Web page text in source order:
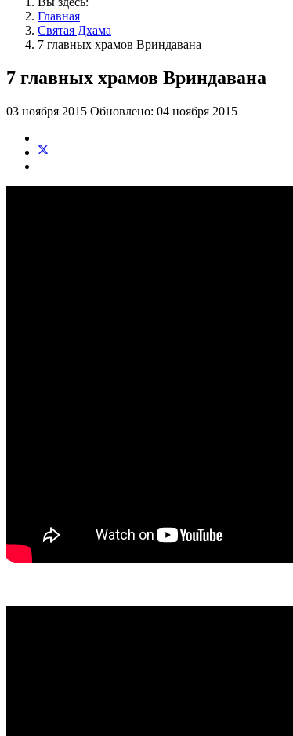
Главная
Святая Дхама
7 главных храмов Вриндавана
7 главных храмов Вриндавана
03 ноября 2015 Обновлено: 04 ноября 2015